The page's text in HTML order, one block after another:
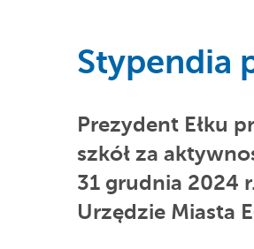
Stypendia
Prezydent Ełku
szkół za
31 grudnia 2024
Urzędzie Miasta